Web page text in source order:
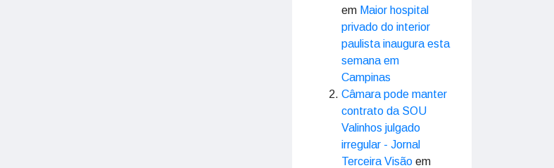
em Maior hospital
privado do interior
paulista inaugura esta
semana em
Campinas
Câmara pode manter
contrato da SOU
Valinhos julgado
irregular - Jornal
Terceira Visão em